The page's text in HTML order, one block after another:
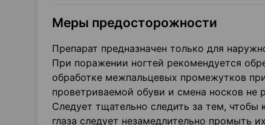
Меры предосторожности
Препарат предназначен только для
При поражении ногтей рекомендуется
обработке межпальцевых промежутков
проветриваемой обуви и смена носков не
Следует тщательно следить за тем, чтобы
глаза следует незамедлительно промыть